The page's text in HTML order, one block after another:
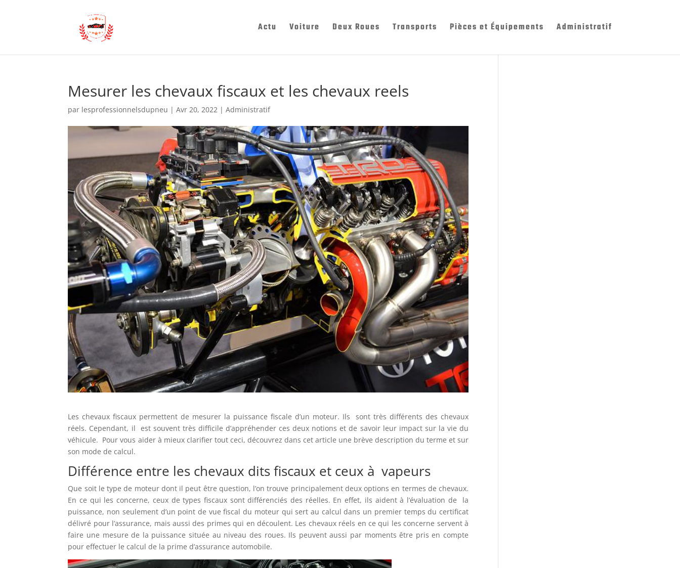
Actu Voiture Deux Roues Transports Pièces et Équipements Administratif
Mesurer les chevaux fiscaux et les chevaux reels
par lesprofessionnelsdupneu |Avr 20, 2022 |Administratif
Les chevaux fiscaux permettent de mesurer la puissance fiscale d’un moteur. Ils sont très différents des chevaux
réels. Cependant, il est souvent très difficile d’appréhender ces deux notions et de savoir leur impact sur la vie du
véhicule. Pour vous aider à mieux clarifier tout ceci, découvrez dans cet article une brève description du terme et sur
son mode de calcul.
Différence entre les chevaux dits fiscaux et ceux à vapeurs
Que soit le type de moteur dont il peut être question, l’on trouve principalement deux options en termes de chevaux.
En ce qui les concerne, ceux de types fiscaux sont différenciés des réelles. En effet, ils aident à l’évaluation de la
puissance, non seulement d’un point de vue fiscal du moteur qui sert au calcul dans un premier temps du certificat
délivré pour l’assurance, mais aussi des primes qui en découlent. Les chevaux réels en ce qui les concerne servent à
faire une mesure de la puissance située au niveau des roues. Ils peuvent aussi par moments être pris en compte
pour effectuer le calcul de la prime d’assurance automobile.